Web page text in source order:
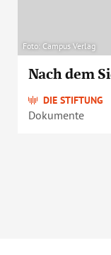
Foto: Campus Verlag
Nach dem
DIE STIFTUNG
Dokumente